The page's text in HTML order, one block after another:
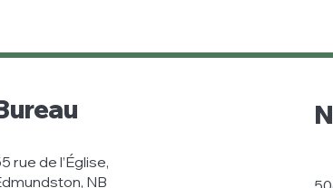
rue de l’Église,
NB